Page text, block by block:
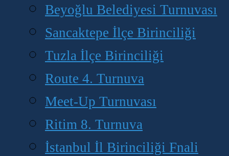
Beyoğlu Belediyesi Turnuvası
Sancaktepe İlçe Birinciliği
Tuzla İlçe Birinciliği
Route 4. Turnuva
Meet-Up Turnuvası
Ritim 8. Turnuva
İstanbul İl Birinciliği Fnali